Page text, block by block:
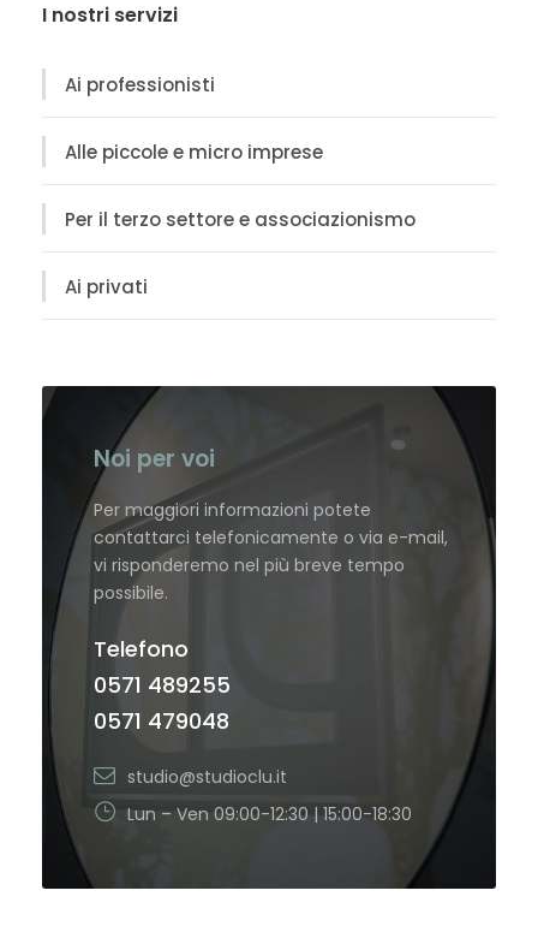
I nostri servizi
Ai professionisti
Alle piccole e micro imprese
Per il terzo settore e associazionismo
Ai privati
Noi per voi
Per maggiori informazioni potete
contattarci telefonicamente o via e-mail,
vi risponderemo nel più breve tempo
possibile.
Telefono
0571 489255
0571 479048
studio@studioclu.it
Lun – Ven 09:00-12:30 | 15:00-18:30